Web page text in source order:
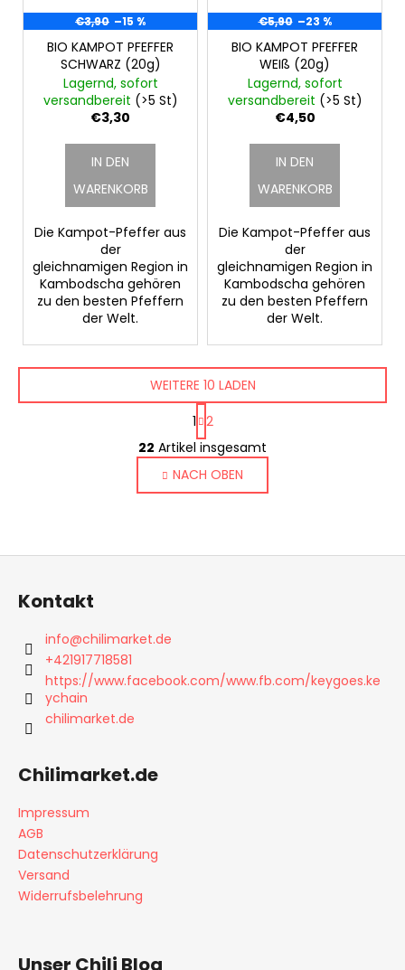
€3,90 –15 %
BIO KAMPOT PFEFFER
SCHWARZ (20g)
Lagernd, sofort
versandbereit (>5 St)
€3,30
IN DEN
WARENKORB
Die Kampot-Pfeffer aus
der
gleichnamigen Region in
Kambodscha gehören
zu den besten Pfeffern
der Welt.
€5,90 –23 %
BIO KAMPOT PFEFFER
WEIß (20g)
Lagernd, sofort
versandbereit (>5 St)
€4,50
IN DEN
WARENKORB
Die Kampot-Pfeffer aus
der
gleichnamigen Region in
Kambodscha gehören
zu den besten Pfeffern
der Welt.
S
t
e
u
e
t
WEITERE 10 LADEN
P
a
g
i
n
i
1 2
22 Artikel insgesamt
NACH OBEN
Kontakt
info@chilimarket.de
+421917718581
https://www.facebook.com/www.fb.com/keygoes.ke
ychain
chilimarket.de
Chilimarket.de
Impressum
AGB
Datenschutzerklärung
Versand
Widerrufsbelehrung
Unser Chili Blog